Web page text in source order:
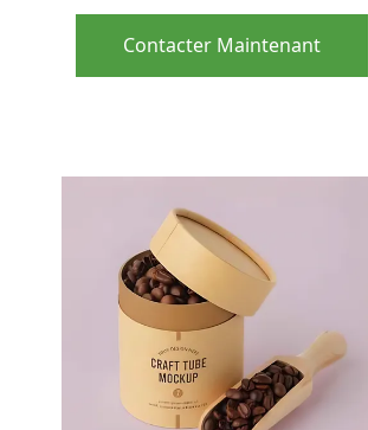
imprimé polychrome de tube de
papier de catégorie comestible
d'OEM
Contacter Maintenant